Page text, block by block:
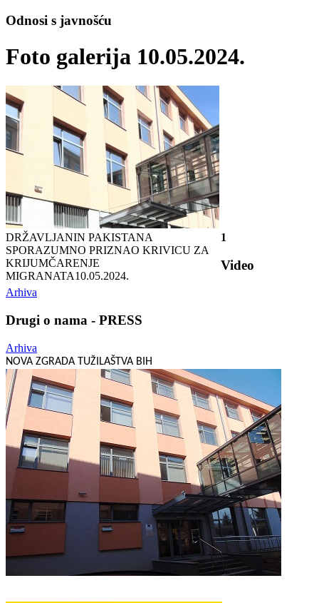
Odnosi s javnošću
Foto galerija 10.05.2024.
DRŽAVLJANIN PAKISTANA
SPORAZUMNO PRIZNAO KRIVICU ZA
KRIJUMČARENJE
MIGRANATA10.05.2024.
1
Video
Arhiva
Drugi o nama - PRESS
Arhiva
NOVA ZGRADA TUŽILAŠTVA BIH